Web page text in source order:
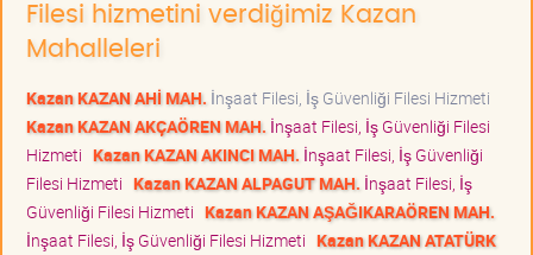
Filesi hizmetini verdiğimiz Kazan
Mahalleleri
Kazan KAZAN AHİ MAH. İnşaat Filesi, İş Güvenliği Filesi Hizmeti
Kazan KAZAN AKÇAÖREN MAH. İnşaat Filesi, İş Güvenliği Filesi
Hizmeti Kazan KAZAN AKINCI MAH. İnşaat Filesi, İş Güvenliği
Filesi Hizmeti Kazan KAZAN ALPAGUT MAH. İnşaat Filesi, İş
Güvenliği Filesi Hizmeti Kazan KAZAN AŞAĞIKARAÖREN MAH.
İnşaat Filesi, İş Güvenliği Filesi Hizmeti Kazan KAZAN ATATÜRK